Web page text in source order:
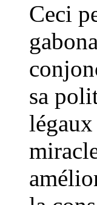
Ceci
sa